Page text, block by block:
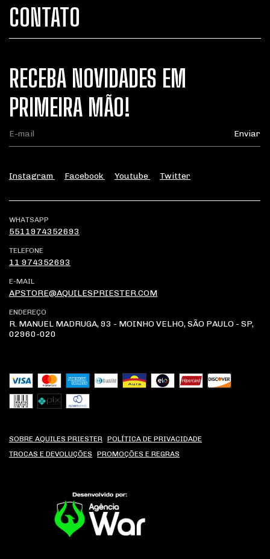
CONTATO
RECEBA NOVIDADES EM
PRIMEIRA MÃO!
Instagram Facebook Youtube Twitter
WHATSAPP
5511974352693
TELEFONE
11 974352693
E-MAIL
APSTORE@AQUILESPRIESTER.COM
ENDEREÇO
R. MANUEL MADRUGA, 93 - MOINHO VELHO, SÃO PAULO - SP,
02960-020
SOBRE AQUILES PRIESTER
POLÍTICA DE PRIVACIDADE
TROCAS E DEVOLUÇÕES
PROMOÇÕES E REGRAS